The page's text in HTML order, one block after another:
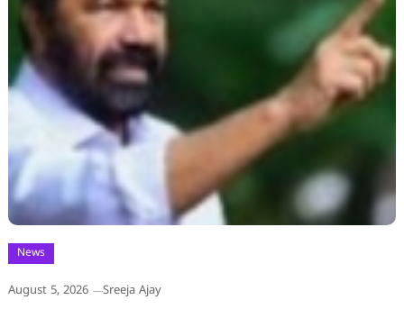
News
August 5, 2026 Sreeja Ajay